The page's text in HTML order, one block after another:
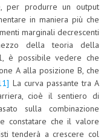
per produrre un output
in maniera più che
marginali decrescenti
della teoria della
è possibile vedere che
A alla posizione B, che
La curva passante tra A
cioè il sentiero di
sulla combinazione
constatare che il valore
tenderà a crescere col